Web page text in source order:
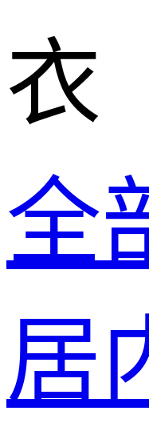
衣
全
居